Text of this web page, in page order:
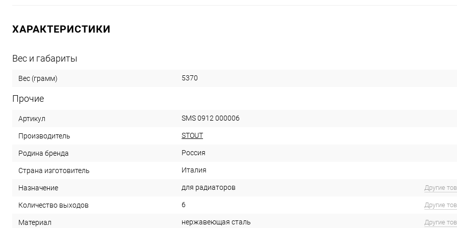
ХАРАКТЕРИСТИКИ
Вес и габариты
Вес (грамм) 5370
Прочие
Артикул SMS 0912 000006
Производитель STOUT
Родина бренда Россия
Страна изготовитель Италия
Назначение для радиаторов Другие
Количество выходов 6 Другие
Материал нержавеющая сталь Другие